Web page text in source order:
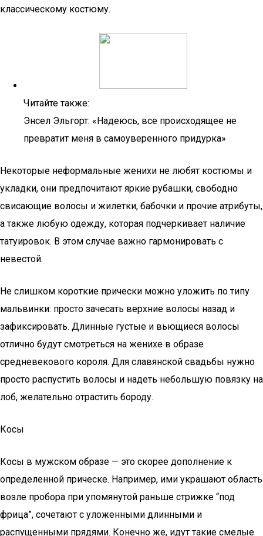
классическому костюму.
Читайте также:
Энсел Эльгорт: «Надеюсь, все происходящее не
превратит меня в самоуверенного придурка»
Некоторые неформальные женихи не любят костюмы и
укладки, они предпочитают яркие рубашки, свободно
свисающие волосы и жилетки, бабочки и прочие атрибуты,
а также любую одежду, которая подчеркивает наличие
татуировок. В этом случае важно гармонировать с
невестой.
Не слишком короткие прически можно уложить по типу
мальвинки: просто зачесать верхние волосы назад и
зафиксировать. Длинные густые и вьющиеся волосы
отлично будут смотреться на женихе в образе
средневекового короля. Для славянской свадьбы нужно
просто распустить волосы и надеть небольшую повязку на
лоб, желательно отрастить бороду.
Косы
Косы в мужском образе — это скорее дополнение к
определенной прическе. Например, ими украшают область
возле пробора при упомянутой раньше стрижке “под
фрица”, сочетают с уложенными длинными и
распущенными прядями. Конечно же, идут такие смелые